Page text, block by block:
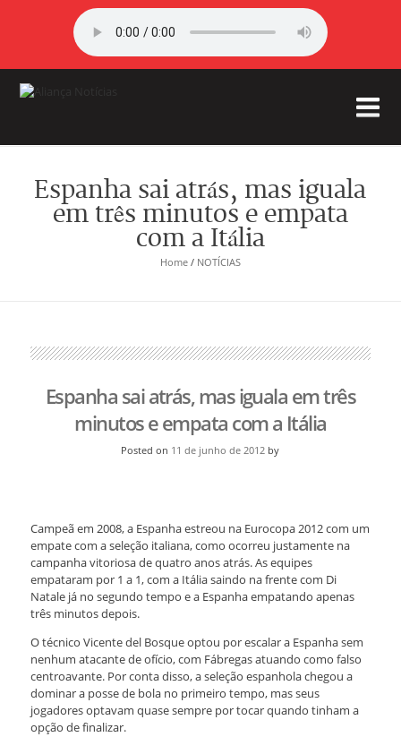
Espanha sai atrás, mas iguala
em três minutos e empata
com a Itália
Home/ NOTÍCIAS
Espanha sai atrás, mas iguala em três
minutos e empata com a Itália
Posted on 11 de junho de 2012 by
Campeã em 2008, a Espanha estreou na Eurocopa 2012 com um
empate com a seleção italiana, como ocorreu justamente na
campanha vitoriosa de quatro anos atrás. As equipes
empataram por 1 a 1, com a Itália saindo na frente com Di
Natale já no segundo tempo e a Espanha empatando apenas
três minutos depois.
O técnico Vicente del Bosque optou por escalar a Espanha sem
nenhum atacante de ofício, com Fábregas atuando como falso
centroavante. Por conta disso, a seleção espanhola chegou a
dominar a posse de bola no primeiro tempo, mas seus
jogadores optavam quase sempre por tocar quando tinham a
opção de finalizar.